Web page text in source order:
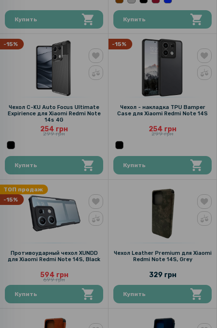
Купить Купить
-15%
Чехол C-KU Auto Focus Ultimate
Expirience для Xiaomi Redmi Note
14s 4G
254 грн
299 грн
Купить
-15%
Чехол - накладка TPU Bamper
Case для Xiaomi Redmi Note 14S
254 грн
299 грн
Купить
ТОП продаж
-15%
Противоударный чехол XUNDD
для Xiaomi Redmi Note 14S, Black
594 грн
699 грн
Купить
Чехол Leather Premium для Xiaomi
Redmi Note 14S, Grey
329 грн
Купить